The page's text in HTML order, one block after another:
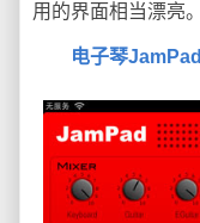
用的界面相当漂亮。
电子琴JamPad